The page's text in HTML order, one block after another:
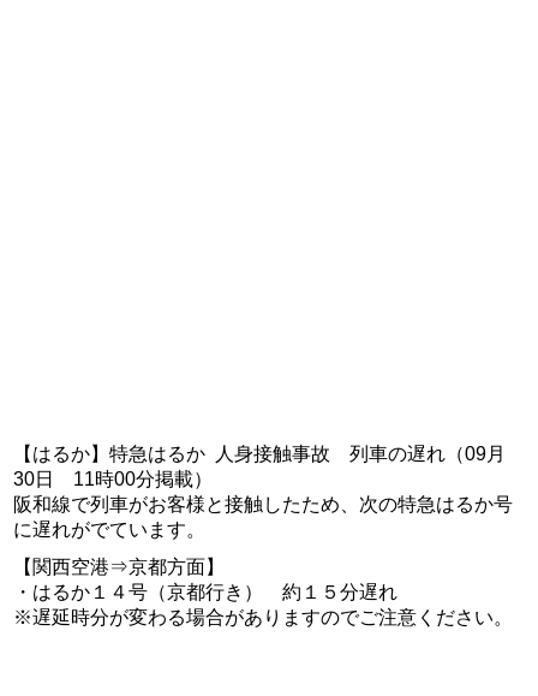
【はるか】特急はるか 人身接触事故 列車の遅れ（09月
30日 11時00分掲載）
阪和線で列車がお客様と接触したため、次の特急はるか号
に遅れがでています。
【関西空港⇒京都方面】
・はるか１４号（京都行き） 約１５分遅れ
※遅延時分が変わる場合がありますのでご注意ください。